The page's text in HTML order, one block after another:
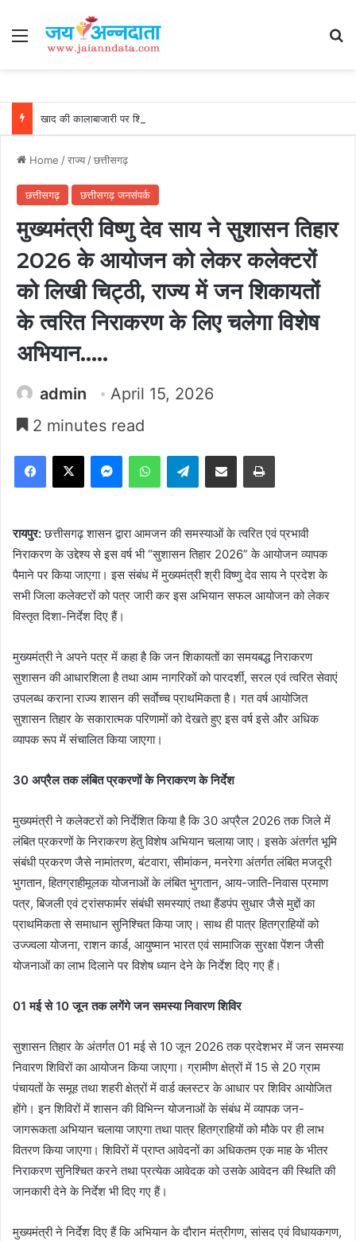
Menu
Home /राज्य/छत्तीसगढ़
छत्तीसगढ़ छत्तीसगढ़ जनसंपर्क
मुख्यमंत्री विष्णु देव साय ने सुशासन तिहार
2026 के आयोजन को लेकर कलेक्टरों
को लिखी चिट्ठी, राज्य में जन शिकायतों
के त्वरित निराकरण के लिए चलेगा विशेष
अभियान…..
admin
April 15, 2026
2 minutes read
Facebook
X MessengerWhatsAppTelegramShare via Email Print
रायपुर:छत्तीसगढ़ शासन द्वारा आमजन की समस्याओं के त्वरित एवं प्रभावी
निराकरण के उद्देश्य से इस वर्ष भी “सुशासन तिहार 2026” के आयोजन व्यापक
पैमाने पर किया जाएगा। इस संबंध में मुख्यमंत्री श्री विष्णु देव साय ने प्रदेश के
सभी जिला कलेक्टरों को पत्र जारी कर इस अभियान सफल आयोजन को लेकर
विस्तृत दिशा-निर्देश दिए हैं।
मुख्यमंत्री ने अपने पत्र में कहा है कि जन शिकायतों का समयबद्ध निराकरण
सुशासन की आधारशिला है तथा आम नागरिकों को पारदर्शी, सरल एवं त्वरित सेवाएं
उपलब्ध कराना राज्य शासन की सर्वाेच्च प्राथमिकता है। गत वर्ष आयोजित
सुशासन तिहार के सकारात्मक परिणामों को देखते हुए इस वर्ष इसे और अधिक
व्यापक रूप में संचालित किया जाएगा।
30 अप्रैल तक लंबित प्रकरणों के निराकरण के निर्देश
मुख्यमंत्री ने कलेक्टरों को निर्देशित किया है कि 30 अप्रैल 2026 तक जिले में
लंबित प्रकरणों के निराकरण हेतु विशेष अभियान चलाया जाए। इसके अंतर्गत भूमि
संबंधी प्रकरण जैसे नामांतरण, बंटवारा, सीमांकन, मनरेगा अंतर्गत लंबित मजदूरी
भुगतान, हितग्राहीमूलक योजनाओं के लंबित भुगतान, आय-जाति-निवास प्रमाण
पत्र, बिजली एवं ट्रांसफार्मर संबंधी समस्याएं तथा हैंडपंप सुधार जैसे मुद्दों का
प्राथमिकता से समाधान सुनिश्चित किया जाए। साथ ही पात्र हितग्राहियों को
उज्ज्वला योजना, राशन कार्ड, आयुष्मान भारत एवं सामाजिक सुरक्षा पेंशन जैसी
योजनाओं का लाभ दिलाने पर विशेष ध्यान देने के निर्देश दिए गए हैं।
01 मई से 10 जून तक लगेंगे जन समस्या निवारण शिविर
सुशासन तिहार के अंतर्गत 01 मई से 10 जून 2026 तक प्रदेशभर में जन समस्या
निवारण शिविरों का आयोजन किया जाएगा। ग्रामीण क्षेत्रों में 15 से 20 ग्राम
पंचायतों के समूह तथा शहरी क्षेत्रों में वार्ड क्लस्टर के आधार पर शिविर आयोजित
होंगे। इन शिविरों में शासन की विभिन्न योजनाओं के संबंध में व्यापक जन-
जागरूकता अभियान चलाया जाएगा तथा पात्र हितग्राहियों को मौके पर ही लाभ
वितरण किया जाएगा। शिविरों में प्राप्त आवेदनों का अधिकतम एक माह के भीतर
निराकरण सुनिश्चित करने तथा प्रत्येक आवेदक को उसके आवेदन की स्थिति की
जानकारी देने के निर्देश भी दिए गए हैं।
मुख्यमंत्री ने निर्देश दिए हैं कि अभियान के दौरान मंत्रीगण, सांसद एवं विधायकगण,